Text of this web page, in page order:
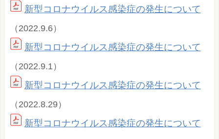
新型コロナウイルス感染症の発生について
（2022.9.6）
新型コロナウイルス感染症の発生について
（2022.9.1）
新型コロナウイルス感染症の発生について
（2022.8.29）
新型コロナウイルス感染症の発生について